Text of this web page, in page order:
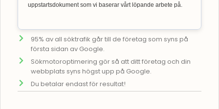
uppstartsdokument som vi baserar vårt löpande arbete på.
95% av all söktrafik går till de företag som syns på
första sidan av Google.
Sökmotoroptimering gör så att ditt företag och din
webbplats syns högst upp på Google.
Du betalar endast för resultat!